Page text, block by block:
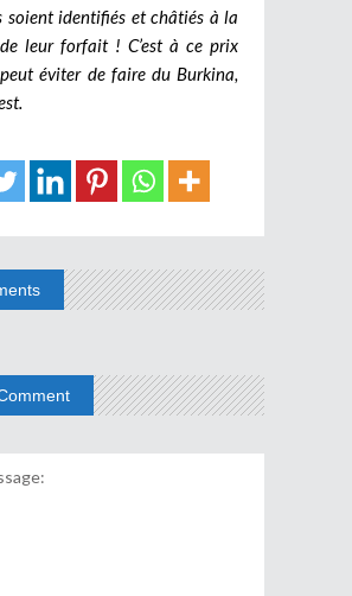
soient identifiés et châtiés à la
leur forfait ! C’est à ce prix
éviter de faire du Burkina,